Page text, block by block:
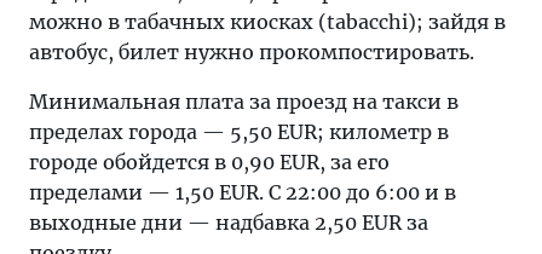
можно в табачных киосках (tabacchi); зайдя в
автобус, билет нужно прокомпостировать.
Минимальная плата за проезд на такси в
пределах города — 5,50 EUR; километр в
городе обойдется в 0,90 EUR, за его
пределами — 1,50 EUR. С 22:00 до 6:00 и в
выходные дни — надбавка 2,50 EUR за